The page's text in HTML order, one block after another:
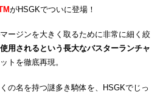
がHSGKでついに登場！
ージンを大きく取るために非常に細く絞
用されるという長大なバスターランチャ
トを徹底再現。
の名を持つ謎多き騎体を、HSGKでじっ